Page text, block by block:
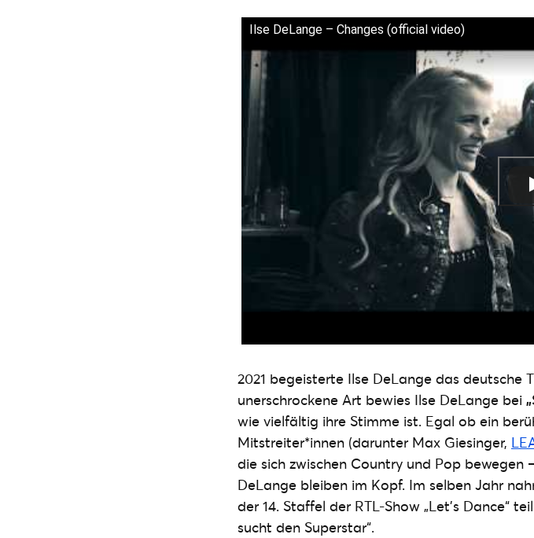
Ilse DeLange – Changes (official video)
2021 begeisterte Ilse DeLange das deutsche
unerschrockene Art bewies Ilse DeLange bei
wie vielfältig ihre Stimme ist. Egal ob ein
Mitstreiter*innen (darunter Max Giesinger,
die sich zwischen Country und Pop bewegen
DeLange bleiben im Kopf. Im selben Jahr
der 14. Staffel der RTL-Show „Let’s Dance“
sucht den Superstar“.